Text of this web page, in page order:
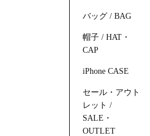
バッグ / BAG
帽子 / HAT・
CAP
iPhone CASE
セール・アウト
レット /
SALE・
OUTLET